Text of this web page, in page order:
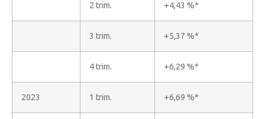
2 trim. +4,43 %*
3 trim. +5,37 %*
4 trim. +6,29 %*
2023 1 trim. +6,69 %*